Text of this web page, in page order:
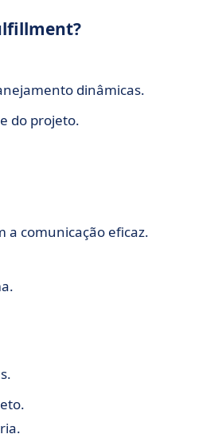
dinâmicas.
do projeto.
a comunicação eficaz.